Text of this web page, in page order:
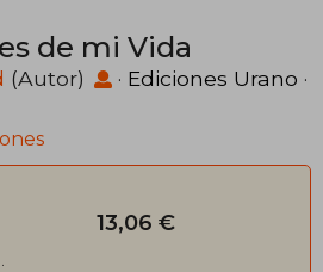
de mi Vida
(Autor) · Ediciones Urano ·
13,06 €